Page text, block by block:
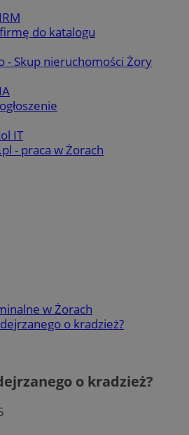
do katalogu
- Skup nieruchomości Żory
IT
- praca w Żorach
w Żorach
o kradzież?
o kradzież?